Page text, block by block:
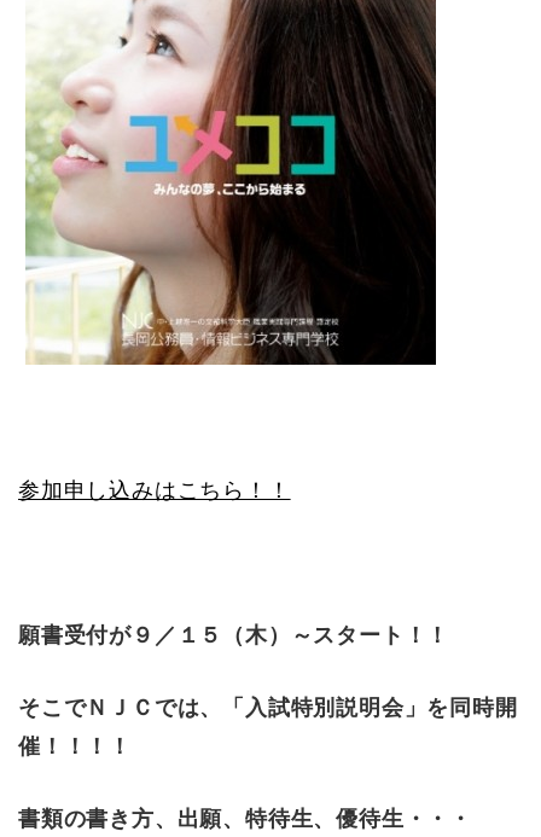
参加申し込みはこちら！！
願書受付が９／１５（木）～スタート！！
そこでＮＪＣでは、「入試特別説明会」を同時開
催！！！！
書類の書き方、出願、特待生、優待生・・・